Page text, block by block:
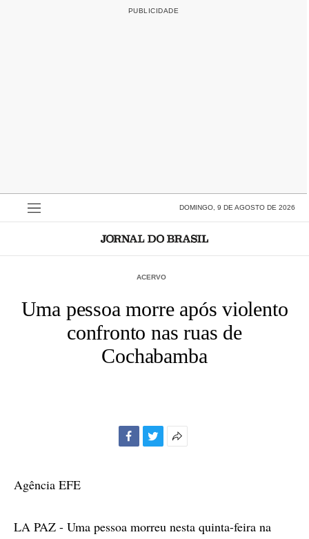
DOMINGO, 9 DE AGOSTO DE 2026
ACERVO
Uma pessoa morre após violento
confronto nas ruas de
Cochabamba
Agência EFE
LA PAZ - Uma pessoa morreu nesta quinta-feira na